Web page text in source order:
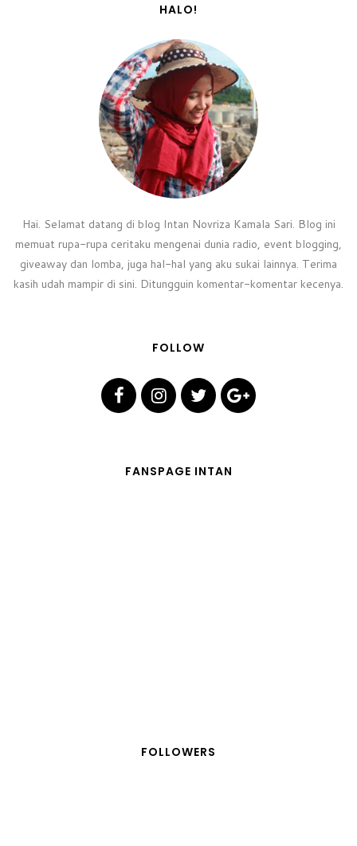
HALO!
Hai. Selamat datang di blog Intan Novriza Kamala Sari. Blog ini
memuat rupa-rupa ceritaku mengenai dunia radio, event blogging,
giveaway dan lomba, juga hal-hal yang aku sukai lainnya. Terima
kasih udah mampir di sini. Ditungguin komentar-komentar kecenya.
FOLLOW
FANSPAGE INTAN
FOLLOWERS